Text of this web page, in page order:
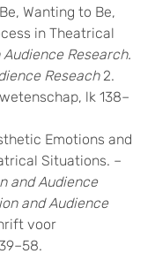
Wanting to Be,
in Theatrical
Research.
Reseach2.
lk 138–
Emotions and
Situations. –
and Audience
and Audience
voor